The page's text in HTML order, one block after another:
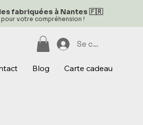
fabriquées à Nantes 🇫🇷
votre compréhension !
Se connecter
Blog Carte cadeau